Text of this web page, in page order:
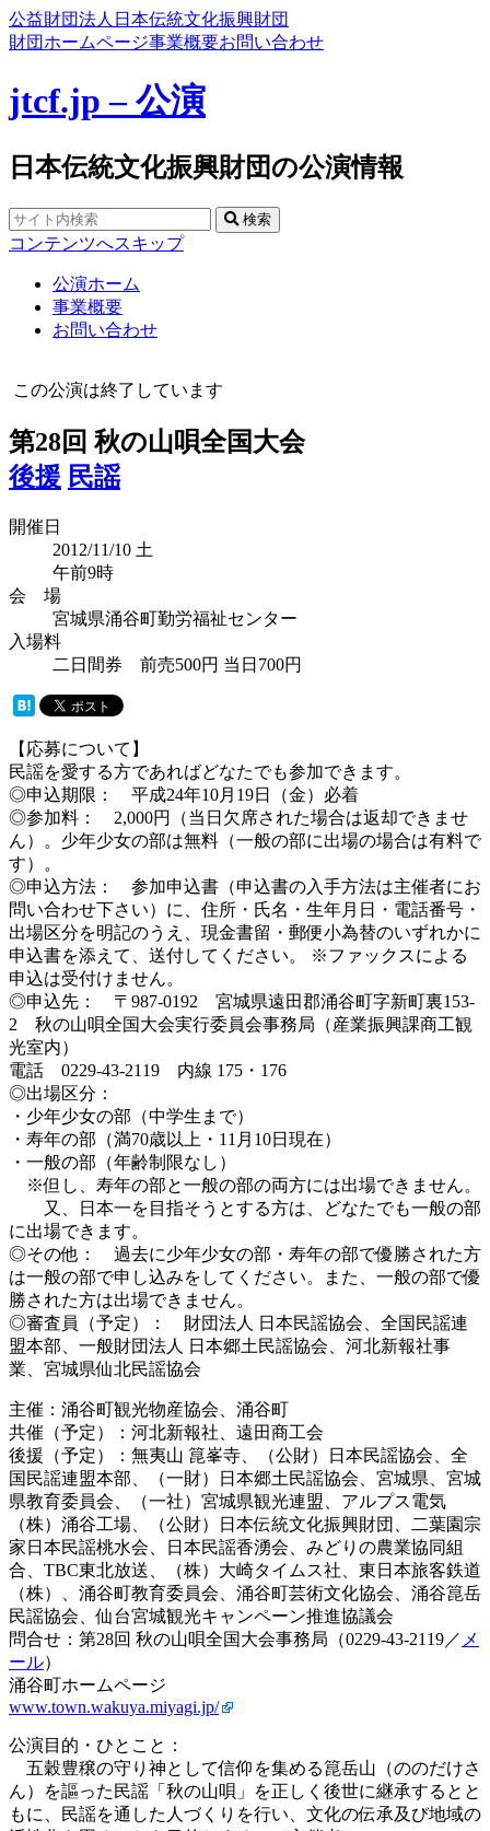
公益財団法人日本伝統文化振興財団
財団ホームページ事業概要お問い合わせ
jtcf.jp – 公演
日本伝統文化振興財団の公演情報
検索
コンテンツへスキップ
公演ホーム
事業概要
お問い合わせ
この公演は終了しています
第28回 秋の山唄全国大会
後援 民謡
開催日
2012/11/10 土
午前9時
会 場
宮城県涌谷町勤労福祉センター
入場料
二日間券 前売500円 当日700円
【応募について】
民謡を愛する方であればどなたでも参加できます。
◎申込期限： 平成24年10月19日（金）必着
◎参加料： 2,000円（当日欠席された場合は返却できませ
ん）。少年少女の部は無料（一般の部に出場の場合は有料で
す）。
◎申込方法： 参加申込書（申込書の入手方法は主催者にお
問い合わせ下さい）に、住所・氏名・生年月日・電話番号・
出場区分を明記のうえ、現金書留・郵便小為替のいずれかに
申込書を添えて、送付してください。 ※ファックスによる
申込は受付けません。
◎申込先： 〒987-0192 宮城県遠田郡涌谷町字新町裏153-
2 秋の山唄全国大会実行委員会事務局（産業振興課商工観
光室内）
電話 0229-43-2119 内線 175・176
◎出場区分：
・少年少女の部（中学生まで）
・寿年の部（満70歳以上・11月10日現在）
・一般の部（年齢制限なし）
※但し、寿年の部と一般の部の両方には出場できません。
又、日本一を目指そうとする方は、どなたでも一般の部
に出場できます。
◎その他： 過去に少年少女の部・寿年の部で優勝された方
は一般の部で申し込みをしてください。また、一般の部で優
勝された方は出場できません。
◎審査員（予定）： 財団法人 日本民謡協会、全国民謡連
盟本部、一般財団法人 日本郷土民謡協会、河北新報社事
業、宮城県仙北民謡協会
主催：涌谷町観光物産協会、涌谷町
共催（予定）：河北新報社、遠田商工会
後援（予定）：無夷山 箟峯寺、（公財）日本民謡協会、全
国民謡連盟本部、（一財）日本郷土民謡協会、宮城県、宮城
県教育委員会、（一社）宮城県観光連盟、アルプス電気
（株）涌谷工場、（公財）日本伝統文化振興財団、二葉園宗
家日本民謡桃水会、日本民謡香湧会、みどりの農業協同組
合、TBC東北放送、（株）大崎タイムス社、東日本旅客鉄道
（株）、涌谷町教育委員会、涌谷町芸術文化協会、涌谷箟岳
民謡協会、仙台宮城観光キャンペーン推進協議会
問合せ：第28回 秋の山唄全国大会事務局（0229-43-2119／ メ
ール）
涌谷町ホームページ
www.town.wakuya.miyagi.jp/
公演目的・ひとこと：
五穀豊穣の守り神として信仰を集める箟岳山（ののだけさ
ん）を謳った民謡「秋の山唄」を正しく後世に継承するとと
もに、民謡を通した人づくりを行い、文化の伝承及び地域の